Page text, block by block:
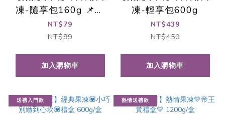
凍-隨享包160g 📌果
凍最火速出貨中🚀
NT$79
NT$99
加入購物車
凍-輕享包600g
NT$439
NT$450
加入購物車
送禮入門款 熱情送禮款